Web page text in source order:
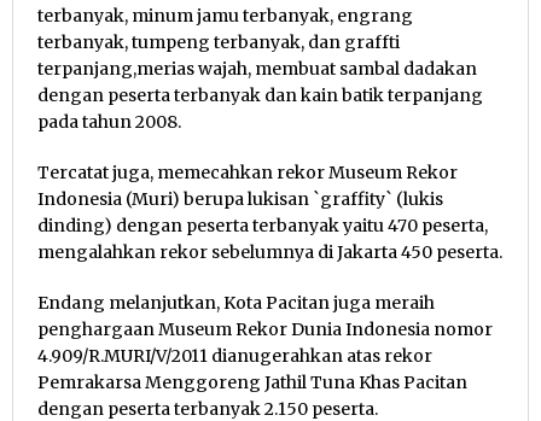
terbanyak, minum jamu terbanyak, engrang
terbanyak, tumpeng terbanyak, dan graffti
terpanjang,merias wajah, membuat sambal dadakan
dengan peserta terbanyak dan kain batik terpanjang
pada tahun 2008.
Tercatat juga, memecahkan rekor Museum Rekor
Indonesia (Muri) berupa lukisan `graffity` (lukis
dinding) dengan peserta terbanyak yaitu 470 peserta,
mengalahkan rekor sebelumnya di Jakarta 450 peserta.
Endang melanjutkan, Kota Pacitan juga meraih
penghargaan Museum Rekor Dunia Indonesia nomor
4.909/R.MURI/V/2011 dianugerahkan atas rekor
Pemrakarsa Menggoreng Jathil Tuna Khas Pacitan
dengan peserta terbanyak 2.150 peserta.